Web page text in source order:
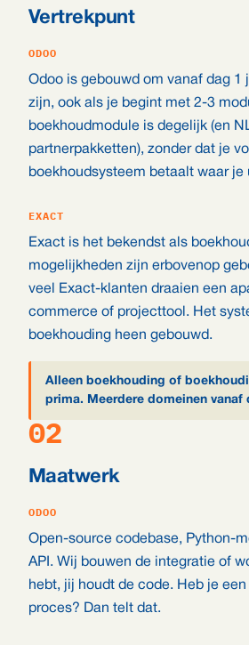
Vertrekpunt
ODOO
Odoo is gebouwd om vanaf dag 1
zijn, ook als je begint met 2-3
boekhoudmodule is degelijk (en
partnerpakketten), zonder dat je
boekhoudsysteem betaalt waar je
EXACT
Exact is het bekendst als
mogelijkheden zijn erbovenop
veel Exact-klanten draaien een
commerce of projecttool. Het
boekhouding heen gebouwd.
Alleen boekhouding of
prima. Meerdere domeinen vanaf
02
Maatwerk
ODOO
Open-source codebase, Python-
API. Wij bouwen de integratie of
hebt, jij houdt de code. Heb je
proces? Dan telt dat.